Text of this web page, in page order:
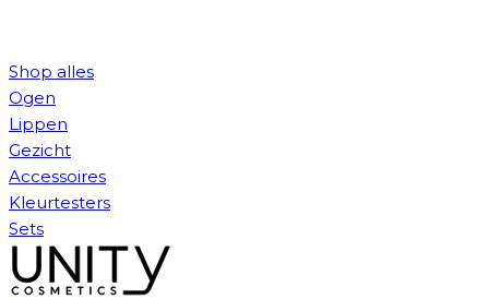
Shop alles
Ogen
Lippen
Gezicht
Accessoires
Kleurtesters
Sets